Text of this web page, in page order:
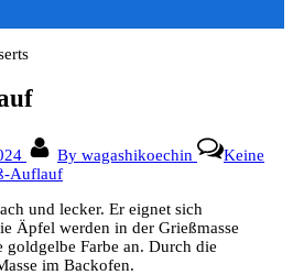
By wagashikoechin
Keine
Auflauf
und lecker. Er eignet sich
Äpfel werden in der Grießmasse
goldgelbe Farbe an. Durch die
im Backofen.